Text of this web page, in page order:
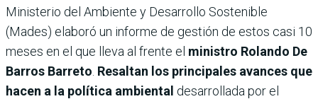
Ministerio del Ambiente y Desarrollo Sostenible
(Mades) elaboró un informe de gestión de estos casi 10
meses en el que lleva al frente el ministro Rolando De
Barros Barreto Resaltan los principales avances que
hacen a la política ambiental desarrollada por el